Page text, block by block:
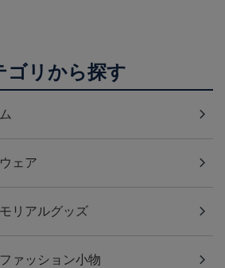
ゴリから探す
ェア
リアルグッズ
ァッション小物